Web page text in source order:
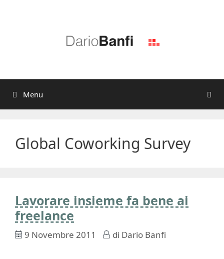
Menu
Global Coworking Survey
Lavorare insieme fa bene ai
freelance
9 Novembre 2011 di Dario Banfi